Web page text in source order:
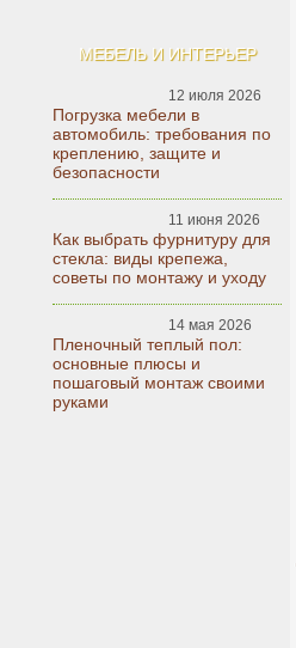
МЕБЕЛЬ И ИНТЕРЬЕР
12 июля 2026
Погрузка мебели в
автомобиль: требования по
креплению, защите и
безопасности
11 июня 2026
Как выбрать фурнитуру для
стекла: виды крепежа,
советы по монтажу и уходу
14 мая 2026
Пленочный теплый пол:
основные плюсы и
пошаговый монтаж своими
руками